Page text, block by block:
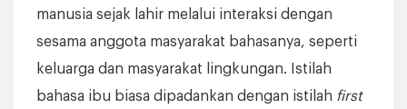
manusia sejak lahir melalui interaksi dengan
sesama anggota masyarakat bahasanya, seperti
keluarga dan masyarakat lingkungan. Istilah
bahasa ibu biasa dipadankan dengan istilah first